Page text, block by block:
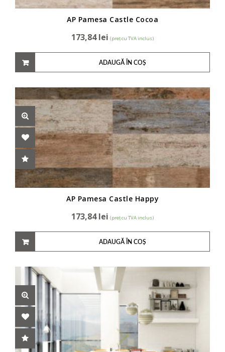
AP Pamesa Castle Cocoa
173,84lei (preț cu TVA inclus)
ADAUGĂ ÎN COȘ
AP Pamesa Castle Happy
173,84lei (preț cu TVA inclus)
ADAUGĂ ÎN COȘ